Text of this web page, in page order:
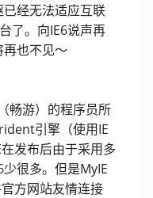
经无法适应互联
了。向IE6说声再
再也不见～
畅游）的程序员所
引擎（使用IE
发布后由于采用多
很多。但是MyIE
方网站友情连接